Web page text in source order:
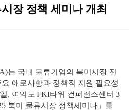
장 정책 세미나 개최
는 국내 물류기업의 북미시장 진
애로사항과 정책적 지원 필요성
, 여의도 FKI타워 컨퍼런스센터 3
북미 물류시장 정책세미나」를